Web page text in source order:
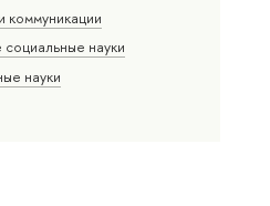
коммуникации
науки
науки